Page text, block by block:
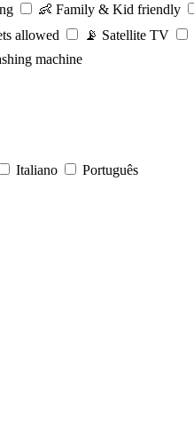
👶 Family & Kid friendly
allowed 📡 Satellite TV
machine
Italiano Português